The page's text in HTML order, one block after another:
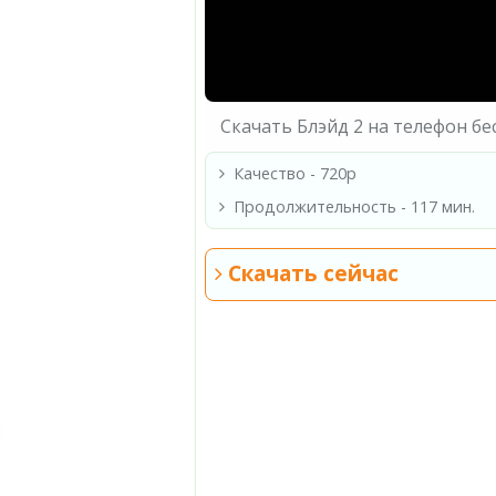
Скачать Блэйд 2 на телефон
Качество - 720p
Продолжительность - 117 мин.
Скачать сейчас